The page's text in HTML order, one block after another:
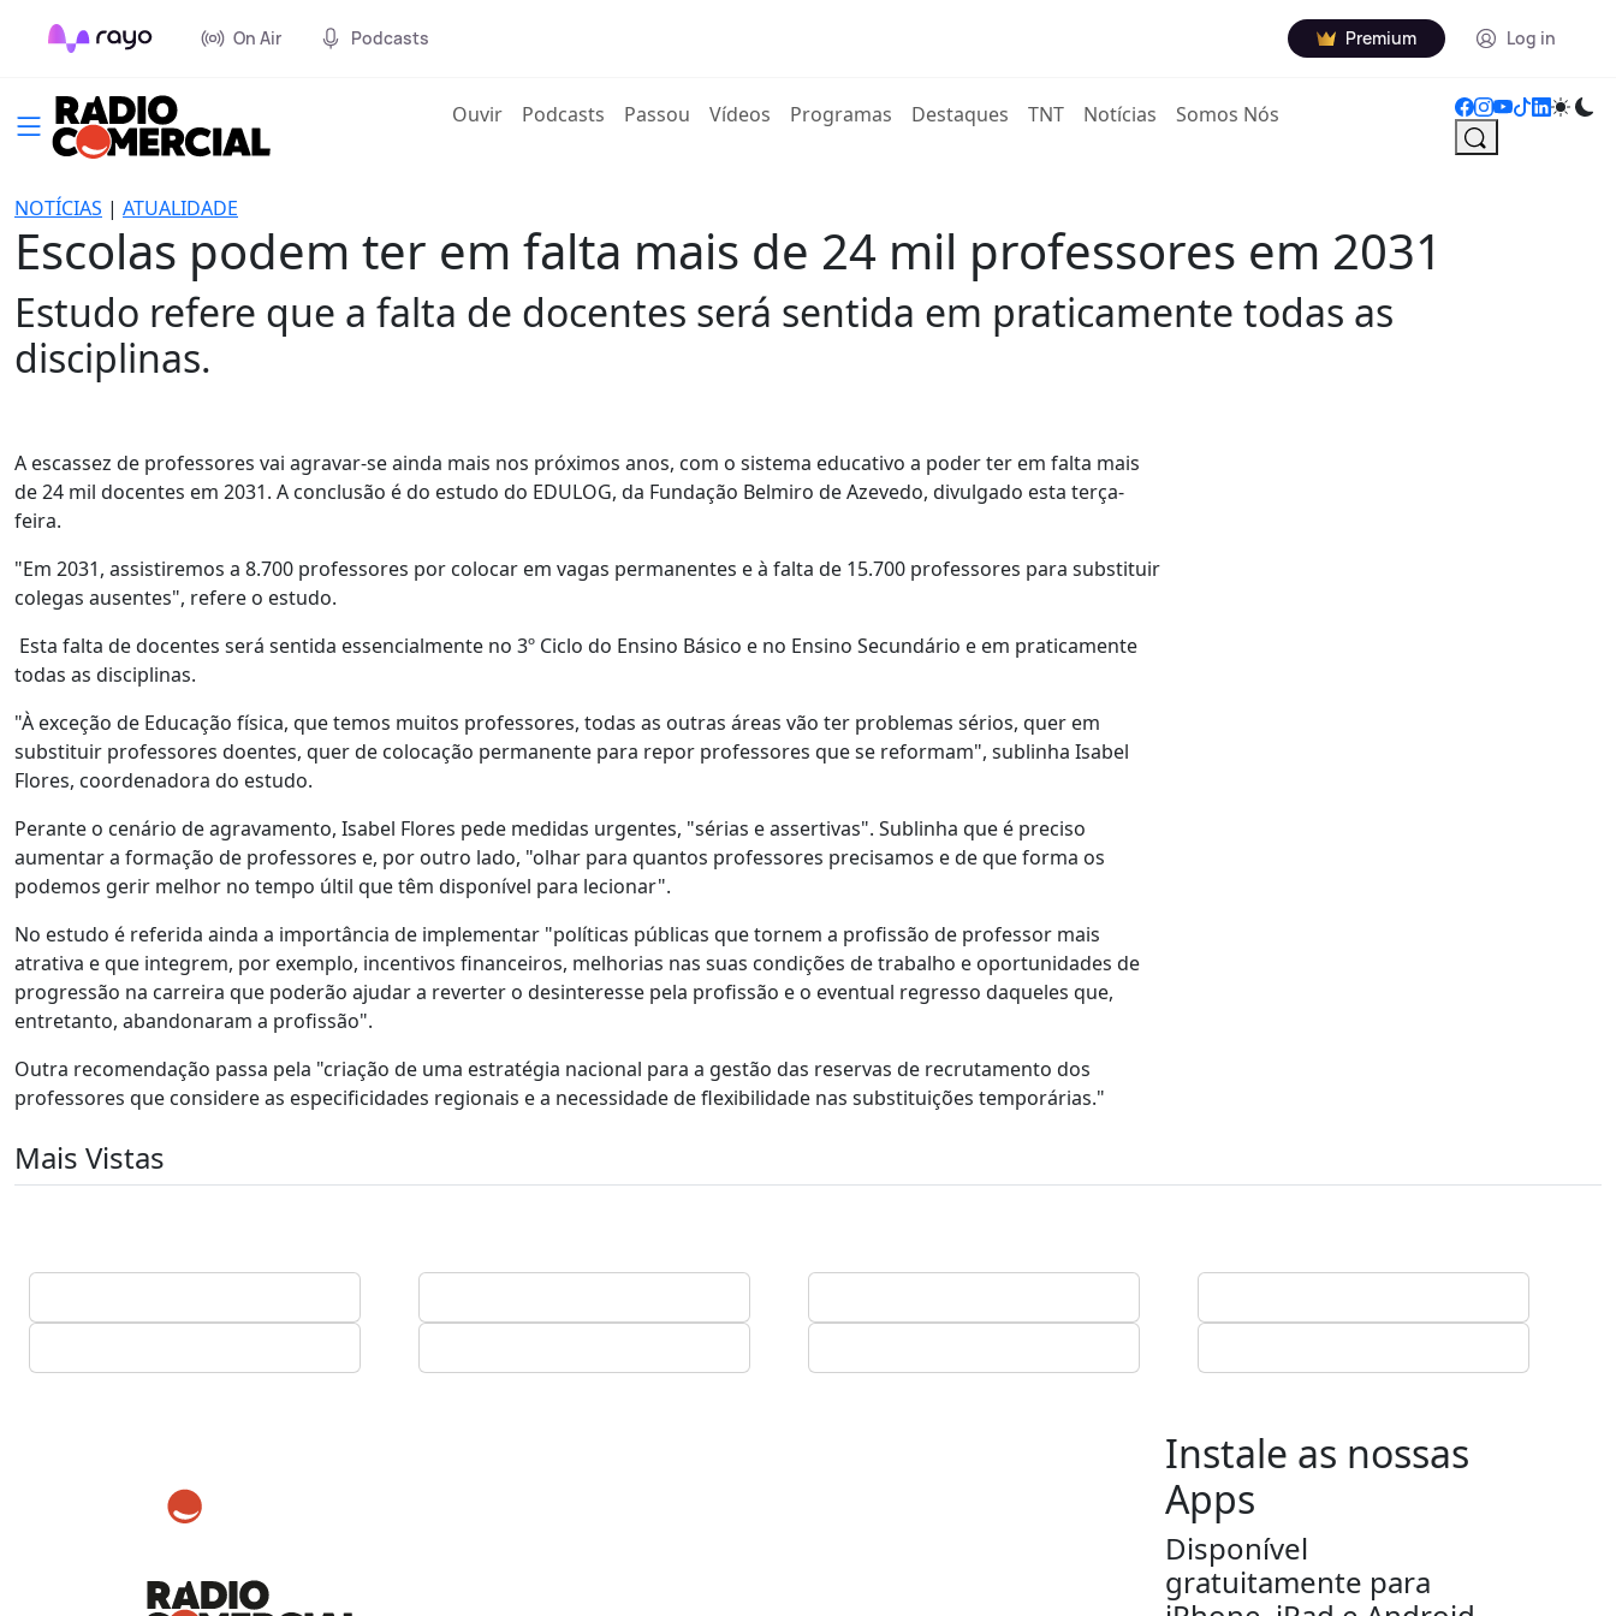
On Air Podcasts Premium Log in
Ouvir(current)
Podcasts Passou Vídeos Programas Destaques TNT Notícias Somos Nós
NOTÍCIAS | ATUALIDADE
Escolas podem ter em falta mais de 24 mil professores em 2031
Estudo refere que a falta de docentes será sentida em praticamente todas as
disciplinas.
A escassez de professores vai agravar-se ainda mais nos próximos anos, com o sistema educativo a poder ter em falta mais
de 24 mil docentes em 2031. A conclusão é do estudo do EDULOG, da Fundação Belmiro de Azevedo, divulgado esta terça-
feira.
"Em 2031, assistiremos a 8.700 professores por colocar em vagas permanentes e à falta de 15.700 professores para substituir
colegas ausentes", refere o estudo.
Esta falta de docentes será sentida essencialmente no 3º Ciclo do Ensino Básico e no Ensino Secundário e em praticamente
todas as disciplinas.
"À exceção de Educação física, que temos muitos professores, todas as outras áreas vão ter problemas sérios, quer em
substituir professores doentes, quer de colocação permanente para repor professores que se reformam", sublinha Isabel
Flores, coordenadora do estudo.
Perante o cenário de agravamento, Isabel Flores pede medidas urgentes, "sérias e assertivas". Sublinha que é preciso
aumentar a formação de professores e, por outro lado, "olhar para quantos professores precisamos e de que forma os
podemos gerir melhor no tempo últil que têm disponível para lecionar".
No estudo é referida ainda a importância de implementar "políticas públicas que tornem a profissão de professor mais
atrativa e que integrem, por exemplo, incentivos financeiros, melhorias nas suas condições de trabalho e oportunidades de
progressão na carreira que poderão ajudar a reverter o desinteresse pela profissão e o eventual regresso daqueles que,
entretanto, abandonaram a profissão".
Outra recomendação passa pela "criação de uma estratégia nacional para a gestão das reservas de recrutamento dos
professores que considere as especificidades regionais e a necessidade de flexibilidade nas substituições temporárias."
Mais Vistas
Instale as nossas
Apps
Disponível
gratuitamente para